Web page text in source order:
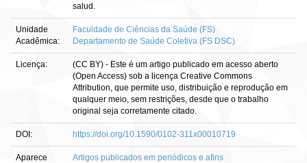
salud.
Unidade
Acadêmica:
Faculdade de Ciências da Saúde (FS)
Departamento de Saúde Coletiva (FS DSC)
Licença:
(CC BY) - Este é um artigo publicado em acesso aberto
(Open Access) sob a licença Creative Commons
Attribution, que permite uso, distribuição e reprodução em
qualquer meio, sem restrições, desde que o trabalho
original seja corretamente citado.
DOI: https://doi.org/10.1590/0102-311x00010719
Aparece
Artigos publicados em periódicos e afins